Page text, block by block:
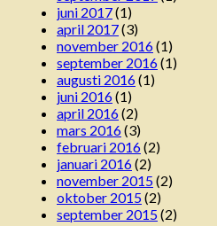
juni 2017(1)
april 2017(3)
november 2016(1)
september 2016(1)
augusti 2016(1)
juni 2016(1)
april 2016(2)
mars 2016(3)
februari 2016(2)
januari 2016(2)
november 2015(2)
oktober 2015(2)
september 2015(2)